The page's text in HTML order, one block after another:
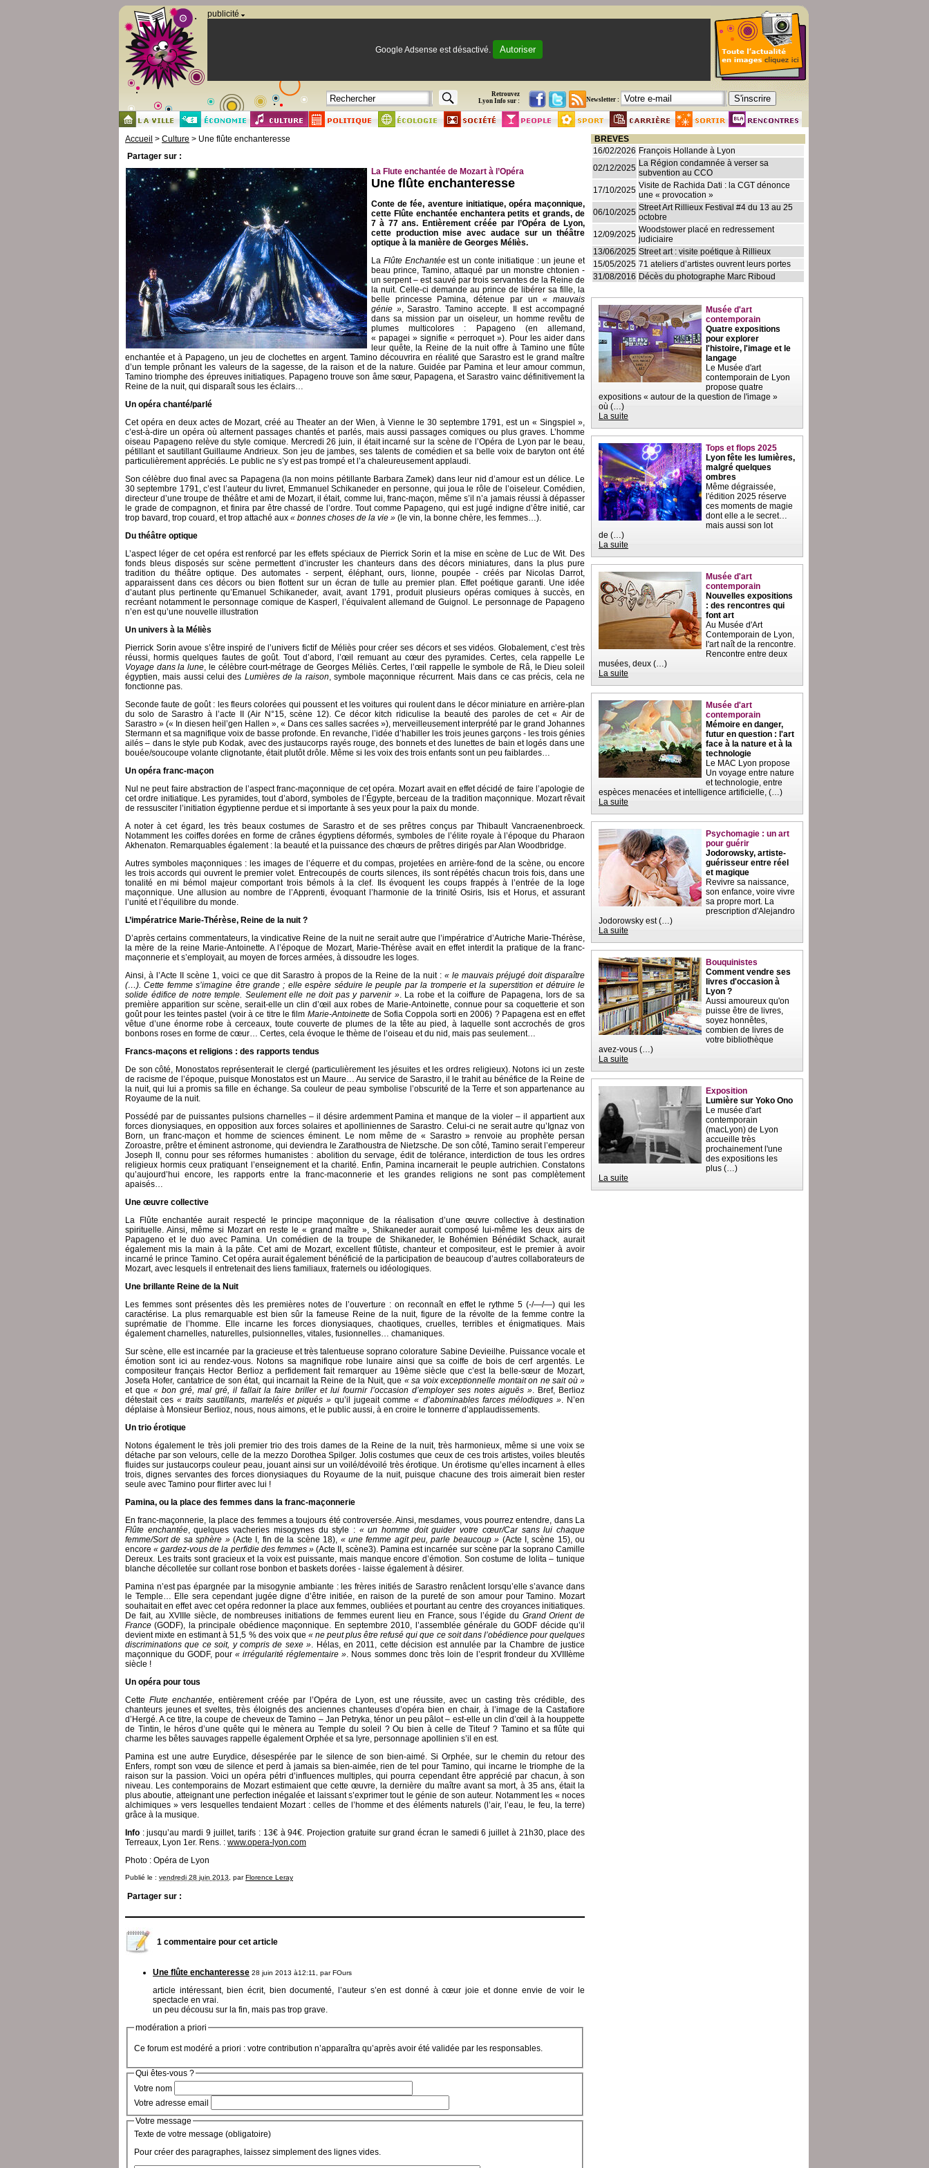
publicité
Google Adsense est désactivé. Autoriser
Retrouvez
Lyon Info sur :
Newsletter :
Accueil > Culture > Une flûte enchanteresse
Partager sur :
La Flute enchantée de Mozart à l’Opéra
Une flûte enchanteresse
Conte de fée, aventure initiatique, opéra maçonnique,
cette Flûte enchantée enchantera petits et grands, de
7 à 77 ans. Entièrement créée par l’Opéra de Lyon,
cette production mise avec audace sur un théâtre
optique à la manière de Georges Méliès.
La Flûte Enchantéeest un conte initiatique : un jeune et
beau prince, Tamino, attaqué par un monstre chtonien -
un serpent – est sauvé par trois servantes de la Reine de
la nuit. Celle-ci demande au prince de libérer sa fille, la
belle princesse Pamina, détenue par un« mauvais
génie », Sarastro. Tamino accepte. Il est accompagné
dans sa mission par un oiseleur, un homme revêtu de
plumes multicolores : Papageno (en allemand,
« papagei » signifie « perroquet »). Pour les aider dans
leur quête, la Reine de la nuit offre à Tamino une flûte
enchantée et à Papageno, un jeu de clochettes en argent. Tamino découvrira en réalité que Sarastro est le grand maître
d’un temple prônant les valeurs de la sagesse, de la raison et de la nature. Guidée par Pamina et leur amour commun,
Tamino triomphe des épreuves initiatiques. Papageno trouve son âme sœur, Papagena, et Sarastro vainc définitivement la
Reine de la nuit, qui disparaît sous les éclairs…
Un opéra chanté/parlé
Cet opéra en deux actes de Mozart, créé au Theater an der Wien, à Vienne le 30 septembre 1791, est un « Singspiel »,
c’est-à-dire un opéra où alternent passages chantés et parlés, mais aussi passages comiques ou plus graves. L’homme
oiseau Papageno relève du style comique. Mercredi 26 juin, il était incarné sur la scène de l’Opéra de Lyon par le beau,
pétillant et sautillant Guillaume Andrieux. Son jeu de jambes, ses talents de comédien et sa belle voix de baryton ont été
particulièrement appréciés. Le public ne s’y est pas trompé et l’a chaleureusement applaudi.
Son célèbre duo final avec sa Papagena (la non moins pétillante Barbara Zamek) dans leur nid d’amour est un délice. Le
30 septembre 1791, c’est l’auteur du livret, Emmanuel Schikaneder en personne, qui joua le rôle de l’oiseleur. Comédien,
directeur d’une troupe de théâtre et ami de Mozart, il était, comme lui, franc-maçon, même s’il n’a jamais réussi à dépasser
le grade de compagnon, et finira par être chassé de l’ordre. Tout comme Papageno, qui est jugé indigne d’être initié, car
trop bavard, trop couard, et trop attaché aux « bonnes choses de la vie » (le vin, la bonne chère, les femmes…).
Du théâtre optique
L’aspect léger de cet opéra est renforcé par les effets spéciaux de Pierrick Sorin et la mise en scène de Luc de Wit. Des
fonds bleus disposés sur scène permettent d’incruster les chanteurs dans des décors miniatures, dans la plus pure
tradition du théâtre optique. Des automates - serpent, éléphant, ours, lionne, poupée - créés par Nicolas Darrot,
apparaissent dans ces décors ou bien flottent sur un écran de tulle au premier plan. Effet poétique garanti. Une idée
d’autant plus pertinente qu’Emanuel Schikaneder, avait, avant 1791, produit plusieurs opéras comiques à succès, en
recréant notamment le personnage comique de Kasperl, l’équivalent allemand de Guignol. Le personnage de Papageno
n’en est qu’une nouvelle illustration
Un univers à la Méliès
Pierrick Sorin avoue s’être inspiré de l’univers fictif de Méliès pour créer ses décors et ses vidéos. Globalement, c’est très
réussi, hormis quelques fautes de goût. Tout d’abord, l’œil remuant au cœur des pyramides. Certes, cela rappelle Le
Voyage dans la lune, le célèbre court-métrage de Georges Méliès. Certes, l’œil rappelle le symbole de Râ, le Dieu soleil
égyptien, mais aussi celui des Lumières de la raison, symbole maçonnique récurrent. Mais dans ce cas précis, cela ne
fonctionne pas.
Seconde faute de goût : les fleurs colorées qui poussent et les voitures qui roulent dans le décor miniature en arrière-plan
du solo de Sarastro à l’acte II (Air N°15, scène 12). Ce décor kitch ridiculise la beauté des paroles de cet « Air de
Sarastro » (« In diesen heil’gen Hallen », « Dans ces salles sacrées »), merveilleusement interprété par le grand Johannes
Stermann et sa magnifique voix de basse profonde. En revanche, l’idée d’habiller les trois jeunes garçons - les trois génies
ailés – dans le style pub Kodak, avec des justaucorps rayés rouge, des bonnets et des lunettes de bain et logés dans une
bouée/soucoupe volante clignotante, était plutôt drôle. Même si les voix des trois enfants sont un peu faiblardes…
Un opéra franc-maçon
Nul ne peut faire abstraction de l’aspect franc-maçonnique de cet opéra. Mozart avait en effet décidé de faire l’apologie de
cet ordre initiatique. Les pyramides, tout d’abord, symboles de l’Égypte, berceau de la tradition maçonnique. Mozart rêvait
de ressusciter l’initiation égyptienne perdue et si importante à ses yeux pour la paix du monde.
A noter à cet égard, les très beaux costumes de Sarastro et de ses prêtres conçus par Thibault Vancraenenbroeck.
Notamment les coiffes dorées en forme de crânes égyptiens déformés, symboles de l’élite royale à l’époque du Pharaon
Akhenaton. Remarquables également : la beauté et la puissance des chœurs de prêtres dirigés par Alan Woodbridge.
Autres symboles maçonniques : les images de l’équerre et du compas, projetées en arrière-fond de la scène, ou encore
les trois accords qui ouvrent le premier volet. Entrecoupés de courts silences, ils sont répétés chacun trois fois, dans une
tonalité en mi bémol majeur comportant trois bémols à la clef. Ils évoquent les coups frappés à l’entrée de la loge
maçonnique. Une allusion au nombre de l’Apprenti, évoquant l’harmonie de la trinité Osiris, Isis et Horus, et assurant
l’unité et l’équilibre du monde.
L’impératrice Marie-Thérèse, Reine de la nuit ?
D’après certains commentateurs, la vindicative Reine de la nuit ne serait autre que l’impératrice d’Autriche Marie-Thérèse,
la mère de la reine Marie-Antoinette. A l’époque de Mozart, Marie-Thérèse avait en effet interdit la pratique de la franc-
maçonnerie et s’employait, au moyen de forces armées, à dissoudre les loges.
Ainsi, à l’Acte II scène 1, voici ce que dit Sarastro à propos de la Reine de la nuit :« le mauvais préjugé doit disparaître
(…). Cette femme s’imagine être grande ; elle espère séduire le peuple par la tromperie et la superstition et détruire le
solide édifice de notre temple. Seulement elle ne doit pas y parvenir ». La robe et la coiffure de Papagena, lors de sa
première apparition sur scène, serait-elle un clin d’œil aux robes de Marie-Antoinette, connue pour sa coquetterie et son
goût pour les teintes pastel (voir à ce titre le film Marie-Antoinettede Sofia Coppola sorti en 2006) ? Papagena est en effet
vêtue d’une énorme robe à cerceaux, toute couverte de plumes de la tête au pied, à laquelle sont accrochés de gros
bonbons roses en forme de cœur… Certes, cela évoque le thème de l’oiseau et du nid, mais pas seulement…
Francs-maçons et religions : des rapports tendus
De son côté, Monostatos représenterait le clergé (particulièrement les jésuites et les ordres religieux). Notons ici un zeste
de racisme de l’époque, puisque Monostatos est un Maure… Au service de Sarastro, il le trahit au bénéfice de la Reine de
la nuit, qui lui a promis sa fille en échange. Sa couleur de peau symbolise l’obscurité de la Terre et son appartenance au
Royaume de la nuit.
Possédé par de puissantes pulsions charnelles – il désire ardemment Pamina et manque de la violer – il appartient aux
forces dionysiaques, en opposition aux forces solaires et apolliniennes de Sarastro. Celui-ci ne serait autre qu’Ignaz von
Born, un franc-maçon et homme de sciences éminent. Le nom même de « Sarastro » renvoie au prophète persan
Zoroastre, prêtre et éminent astronome, qui deviendra le Zarathoustra de Nietzsche. De son côté, Tamino serait l’empereur
Joseph II, connu pour ses réformes humanistes : abolition du servage, édit de tolérance, interdiction de tous les ordres
religieux hormis ceux pratiquant l’enseignement et la charité. Enfin, Pamina incarnerait le peuple autrichien. Constatons
qu’aujourd’hui encore, les rapports entre la franc-maconnerie et les grandes religions ne sont pas complètement
apaisés…
Une œuvre collective
La Flûte enchantée aurait respecté le principe maçonnique de la réalisation d’une œuvre collective à destination
spirituelle. Ainsi, même si Mozart en reste le « grand maître », Shikaneder aurait composé lui-même les deux airs de
Papageno et le duo avec Pamina. Un comédien de la troupe de Shikaneder, le Bohémien Bénédikt Schack, aurait
également mis la main à la pâte. Cet ami de Mozart, excellent flûtiste, chanteur et compositeur, est le premier à avoir
incarné le prince Tamino. Cet opéra aurait également bénéficié de la participation de beaucoup d’autres collaborateurs de
Mozart, avec lesquels il entretenait des liens familiaux, fraternels ou idéologiques.
Une brillante Reine de la Nuit
Les femmes sont présentes dès les premières notes de l’ouverture : on reconnaît en effet le rythme 5 (-/—/—) qui les
caractérise. La plus remarquable est bien sûr la fameuse Reine de la nuit, figure de la révolte de la femme contre la
suprématie de l’homme. Elle incarne les forces dionysiaques, chaotiques, cruelles, terribles et énigmatiques. Mais
également charnelles, naturelles, pulsionnelles, vitales, fusionnelles… chamaniques.
Sur scène, elle est incarnée par la gracieuse et très talentueuse soprano colorature Sabine Devieilhe. Puissance vocale et
émotion sont ici au rendez-vous. Notons sa magnifique robe lunaire ainsi que sa coiffe de bois de cerf argentés. Le
compositeur français Hector Berlioz a perfidement fait remarquer au 19ème siècle que c’est la belle-sœur de Mozart,
Josefa Hofer, cantatrice de son état, qui incarnait la Reine de la Nuit, que « sa voix exceptionnelle montait on ne sait où »
et que« bon gré, mal gré, il fallait la faire briller et lui fournir l’occasion d’employer ses notes aiguës ». Bref, Berlioz
détestait ces« traits sautillants, martelés et piqués »qu’il jugeait comme« d’abominables farces mélodiques ». N’en
déplaise à Monsieur Berlioz, nous, nous aimons, et le public aussi, à en croire le tonnerre d’applaudissements.
Un trio érotique
Notons également le très joli premier trio des trois dames de la Reine de la nuit, très harmonieux, même si une voix se
détache par son velours, celle de la mezzo Dorothea Spilger. Jolis costumes que ceux de ces trois artistes, voiles bleutés
fluides sur justaucorps couleur peau, jouant ainsi sur un voilé/dévoilé très érotique. Un érotisme qu’elles incarnent à elles
trois, dignes servantes des forces dionysiaques du Royaume de la nuit, puisque chacune des trois aimerait bien rester
seule avec Tamino pour flirter avec lui !
Pamina, ou la place des femmes dans la franc-maçonnerie
En franc-maçonnerie, la place des femmes a toujours été controversée. Ainsi, mesdames, vous pourrez entendre, dans La
Flûte enchantée, quelques vacheries misogynes du style : « un homme doit guider votre cœur/Car sans lui chaque
femme/Sort de sa sphère »(Acte I, fin de la scène 18), « une femme agit peu, parle beaucoup » (Acte I, scène 15), ou
encore« gardez-vous de la perfidie des femmes »(Acte II, scène3). Pamina est incarnée sur scène par la soprano Camille
Dereux. Les traits sont gracieux et la voix est puissante, mais manque encore d’émotion. Son costume de lolita – tunique
blanche décolletée sur collant rose bonbon et baskets dorées - laisse également à désirer.
Pamina n’est pas épargnée par la misogynie ambiante : les frères initiés de Sarastro renâclent lorsqu’elle s’avance dans
le Temple… Elle sera cependant jugée digne d’être initiée, en raison de la pureté de son amour pour Tamino. Mozart
souhaitait en effet avec cet opéra redonner la place aux femmes, oubliées et pourtant au centre des croyances initiatiques.
De fait, au XVIIIe siècle, de nombreuses initiations de femmes eurent lieu en France, sous l’égide du Grand Orient de
France (GODF), la principale obédience maçonnique. En septembre 2010, l’assemblée générale du GODF décide qu’il
devient mixte en estimant à 51,5 % des voix que « ne peut plus être refusé qui que ce soit dans l’obédience pour quelques
discriminations que ce soit, y compris de sexe ». Hélas, en 2011, cette décision est annulée par la Chambre de justice
maçonnique du GODF, pour« irrégularité réglementaire ». Nous sommes donc très loin de l’esprit frondeur du XVIIIème
siècle !
Un opéra pour tous
Cette Flute enchantée, entièrement créée par l’Opéra de Lyon, est une réussite, avec un casting très crédible, des
chanteurs jeunes et sveltes, très éloignés des anciennes chanteuses d’opéra bien en chair, à l’image de la Castafiore
d’Hergé. A ce titre, la coupe de cheveux de Tamino – Jan Petryka, ténor un peu pâlot – est-elle un clin d’œil à la houppette
de Tintin, le héros d’une quête qui le mènera au Temple du soleil ? Ou bien à celle de Titeuf ? Tamino et sa flûte qui
charme les bêtes sauvages rappelle également Orphée et sa lyre, personnage apollinien s’il en est.
Pamina est une autre Eurydice, désespérée par le silence de son bien-aimé. Si Orphée, sur le chemin du retour des
Enfers, rompt son vœu de silence et perd à jamais sa bien-aimée, rien de tel pour Tamino, qui incarne le triomphe de la
raison sur la passion. Voici un opéra pétri d’influences multiples, qui pourra cependant être apprécié par chacun, à son
niveau. Les contemporains de Mozart estimaient que cette œuvre, la dernière du maître avant sa mort, à 35 ans, était la
plus aboutie, atteignant une perfection inégalée et laissant s’exprimer tout le génie de son auteur. Notamment les « noces
alchimiques » vers lesquelles tendaient Mozart : celles de l’homme et des éléments naturels (l’air, l’eau, le feu, la terre)
grâce à la musique.
Info : jusqu’au mardi 9 juillet, tarifs : 13€ à 94€. Projection gratuite sur grand écran le samedi 6 juillet à 21h30, place des
Terreaux, Lyon 1er. Rens. : www.opera-lyon.com
Photo : Opéra de Lyon
Publié le : vendredi 28 juin 2013 , parFlorence Leray
Partager sur :
1 commentaire pour cet article
Une flûte enchanteresse 28 juin 2013 à12:11, parFOurs
article intéressant, bien écrit, bien documenté, l’auteur s’en est donné à cœur joie et donne envie de voir le
spectacle en vrai.
un peu décousu sur la fin, mais pas trop grave.
modération a priori
Ce forum est modéré a priori : votre contribution n’apparaîtra qu’après avoir été validée par les responsables.
Qui êtes-vous ?
Votre nom
Votre adresse email
Votre message
Texte de votre message (obligatoire)
Pour créer des paragraphes, laissez simplement des lignes vides.
BREVES
16/02/2026 François Hollande à Lyon
02/12/2025 La Région condamnée à verser sa
subvention au CCO
17/10/2025 Visite de Rachida Dati : la CGT dénonce
une « provocation »
06/10/2025 Street Art Rillieux Festival #4 du 13 au 25
octobre
12/09/2025 Woodstower placé en redressement
judiciaire
13/06/2025 Street art : visite poétique à Rillieux
15/05/2025 71 ateliers d’artistes ouvrent leurs portes
31/08/2016 Décès du photographe Marc Riboud
Musée d'art
contemporain
Quatre expositions
pour explorer
l'histoire, l'image et le
langage
Le Musée d'art
contemporain de Lyon
propose quatre
expositions « autour de la question de l'image »
où (…)
La suite
Tops et flops 2025
Lyon fête les lumières,
malgré quelques
ombres
Même dégraissée,
l'édition 2025 réserve
ces moments de magie
dont elle a le secret…
mais aussi son lot
de (…)
La suite
Musée d'art
contemporain
Nouvelles expositions
: des rencontres qui
font art
Au Musée d'Art
Contemporain de Lyon,
l'art naît de la rencontre.
Rencontre entre deux
musées, deux (…)
La suite
Musée d'art
contemporain
Mémoire en danger,
futur en question : l'art
face à la nature et à la
technologie
Le MAC Lyon propose
Un voyage entre nature
et technologie, entre
espèces menacées et intelligence artificielle, (…)
La suite
Psychomagie : un art
pour guérir
Jodorowsky, artiste-
guérisseur entre réel
et magique
Revivre sa naissance,
son enfance, voire vivre
sa propre mort. La
prescription d'Alejandro
Jodorowsky est (…)
La suite
Bouquinistes
Comment vendre ses
livres d'occasion à
Lyon ?
Aussi amoureux qu'on
puisse être de livres,
soyez honnêtes,
combien de livres de
votre bibliothèque
avez-vous (…)
La suite
Exposition
Lumière sur Yoko Ono
Le musée d'art
contemporain
(macLyon) de Lyon
accueille très
prochainement l'une
des expositions les
plus (…)
La suite
Panneau de gestion des cookies